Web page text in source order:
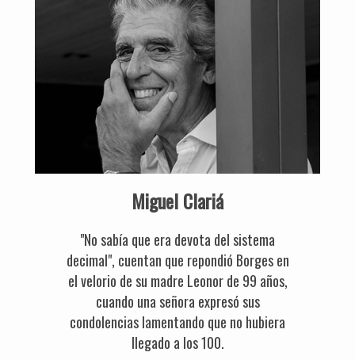
Miguel Clariá
"No sabía que era devota del sistema
decimal", cuentan que repondió Borges en
el velorio de su madre Leonor de 99 años,
cuando una señora expresó sus
condolencias lamentando que no hubiera
llegado a los 100.